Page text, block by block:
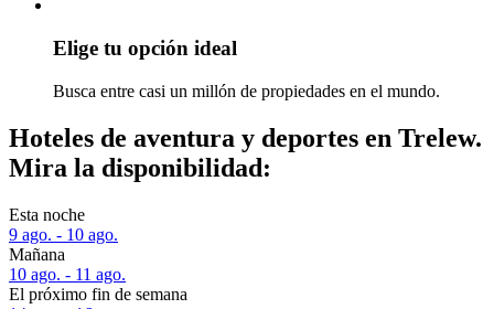
Elige tu opción ideal
Busca entre casi un millón de propiedades en el mundo.
Hoteles de aventura y deportes en Trelew.
Mira la disponibilidad:
Esta noche
9 ago. - 10 ago.
Mañana
10 ago. - 11 ago.
El próximo fin de semana